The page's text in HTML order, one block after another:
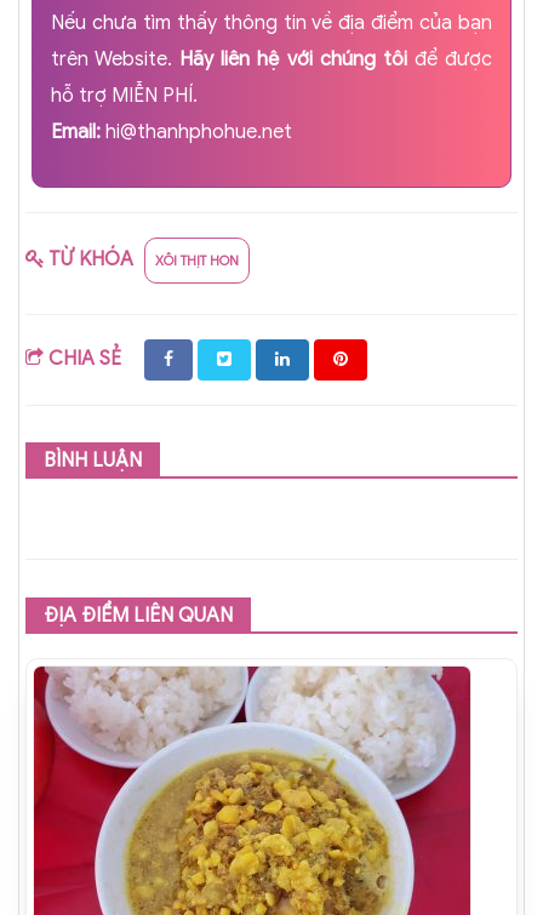
Nếu chưa tìm thấy thông tin về địa điểm của bạn
trên Website. Hãy liên hệ với chúng tôiđể được
hỗ trợ MIỄN PHÍ.
Email: hi@thanhphohue.net
TỪ KHÓA XÔI THỊT HON
CHIA SẺ
BÌNH LUẬN
ĐỊA ĐIỂM LIÊN QUAN